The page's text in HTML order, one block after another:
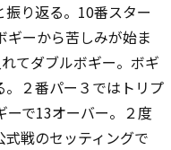
り返る。10番スター
ギーから苦しみが始ま
てダブルボギー。ボギ
２番パー３ではトリプ
ーで13オーバー。２度
戦のセッティングで